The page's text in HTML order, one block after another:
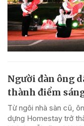
Người đàn ông
thành điểm
Từ ngôi nhà sàn cũ,
dựng Homestay trở